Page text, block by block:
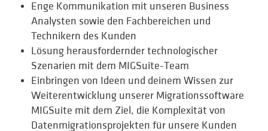
Enge Kommunikation mit unseren Business
Analysten sowie den Fachbereichen und
Technikern des Kunden
Lösung herausfordernder technologischer
Szenarien mit dem MIGSuite-Team
Einbringen von Ideen und deinem Wissen zur
Weiterentwicklung unserer Migrationssoftware
MIGSuite mit dem Ziel, die Komplexität von
Datenmigrationsprojekten für unsere Kunden